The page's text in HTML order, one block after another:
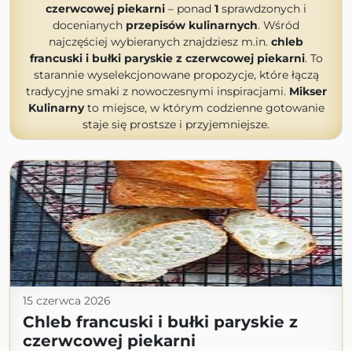
czerwcowej piekarni – ponad 1 sprawdzonych i
docenianych przepisów kulinarnych. Wśród
najczęściej wybieranych znajdziesz m.in. chleb
francuski i bułki paryskie z czerwcowej piekarni. To
starannie wyselekcjonowane propozycje, które łączą
tradycyjne smaki z nowoczesnymi inspiracjami. Mikser
Kulinarnyto miejsce, w którym codzienne gotowanie
staje się prostsze i przyjemniejsze.
15 czerwca 2026
Chleb francuski i bułki paryskie z
czerwcowej piekarni